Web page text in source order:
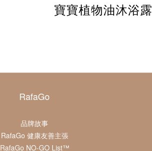
寶寶植物油沐浴露
RafaGo
品牌故事
RafaGo 健康友善主張
RafaGo NO-GO List™